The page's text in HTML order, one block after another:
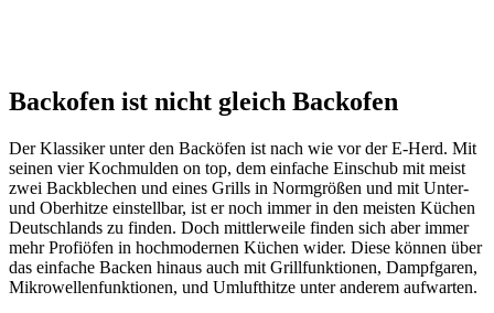
Backofen ist nicht gleich Backofen
Der Klassiker unter den Backöfen ist nach wie vor der E-Herd. Mit
seinen vier Kochmulden on top, dem einfache Einschub mit meist
zwei Backblechen und eines Grills in Normgrößen und mit Unter-
und Oberhitze einstellbar, ist er noch immer in den meisten Küchen
Deutschlands zu finden. Doch mittlerweile finden sich aber immer
mehr Profiöfen in hochmodernen Küchen wider. Diese können über
das einfache Backen hinaus auch mit Grillfunktionen, Dampfgaren,
Mikrowellenfunktionen, und Umlufthitze unter anderem aufwarten.